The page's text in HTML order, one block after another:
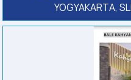
YOGYAKARTA,